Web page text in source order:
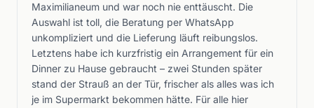
Maximilianeum und war noch nie enttäuscht. Die
Auswahl ist toll, die Beratung per WhatsApp
unkompliziert und die Lieferung läuft reibungslos.
Letztens habe ich kurzfristig ein Arrangement für ein
Dinner zu Hause gebraucht – zwei Stunden später
stand der Strauß an der Tür, frischer als alles was ich
je im Supermarkt bekommen hätte. Für alle hier